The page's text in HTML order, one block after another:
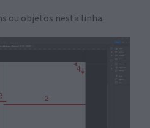
ou objetos nesta linha.